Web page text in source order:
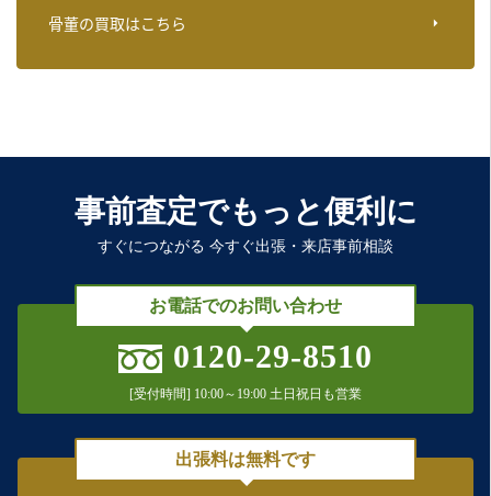
骨董の買取はこちら
事前査定でもっと便利に
すぐにつながる 今すぐ出張・来店事前相談
お電話でのお問い合わせ
0120-29-8510
[受付時間] 10:00～19:00 土日祝日も営業
出張料は無料です